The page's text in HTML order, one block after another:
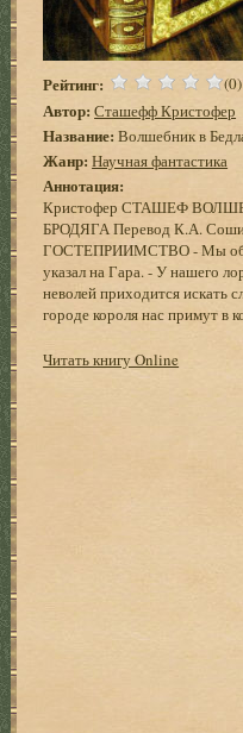
Рейтинг: (0)
Автор: Сташефф Кристофер
Название: Волшебник в
Жанр: Научная фантастика
Аннотация:
Кристофер СТАШЕФ
БРОДЯГА Перевод К.А.
ГОСТЕПРИИМСТВО - Мы оба
указал на Гара. - У нашего
неволей приходится искать
городе короля нас примут в
Читать книгу Online